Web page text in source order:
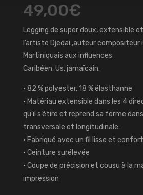
49,00€
Legging de super doux, extensible
l’artiste Djedai ,auteur
Martiniquais aux influences
Caribéen, Us, jamaïcain.
• 82 % polyester, 18 % élasthanne
• Matériau extensible dans les 4
qu’il s’étire et reprend sa forme
transversale et longitudinale.
• Fabriqué avec un fil lisse et
• Ceinture surélevée
• Coupe de précision et cousu à la
impression